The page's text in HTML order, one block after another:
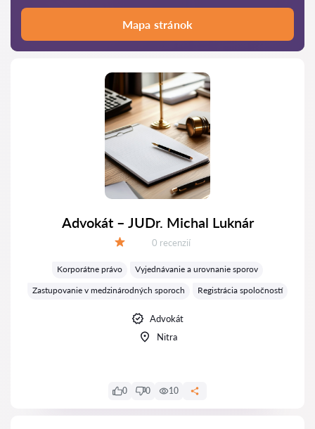
Mapa stránok
Advokát – JUDr. Michal Luknár
Recenzií:
0 recenzií
Korporátne právo
Vyjednávanie a urovnanie sporov
Zastupovanie v medzinárodných sporoch
Registrácia spoločností
Advokát
Nitra
0 0 10